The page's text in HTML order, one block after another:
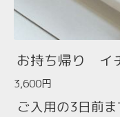
お持ち帰り イ
3,600円
ご入用の3日前ま